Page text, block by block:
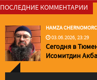
ПОСЛЕДНИЕ КОММЕНТАРИИ
HAMZA
03.06.2026, 23:29
Сегодня в
Исомитдин